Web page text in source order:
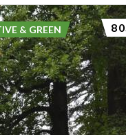
& GREEN